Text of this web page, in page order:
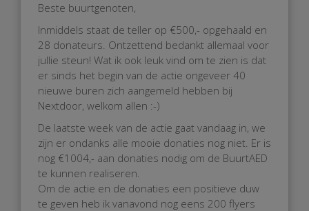
Beste buurtgenoten,
Inmiddels staat de teller op €500,- opgehaald en
28 donateurs. Ontzettend bedankt allemaal voor
jullie steun! Wat ik ook leuk vind om te zien is dat
er sinds het begin van de actie ongeveer 40
nieuwe buren zich aangemeld hebben bij
Nextdoor, welkom allen :-)
De laatste week van de actie gaat vandaag in, we
zijn er ondanks alle mooie donaties nog niet. Er is
nog €1004,- aan donaties nodig om de BuurtAED
te kunnen realiseren.
Om de actie en de donaties een positieve duw
te geven heb ik vanavond nog eens 200 flyers